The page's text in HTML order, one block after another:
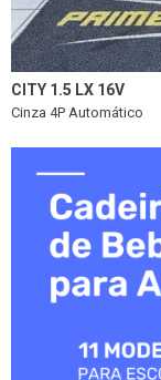
CITY 1.5 LX 16V
Cinza 4P Automático